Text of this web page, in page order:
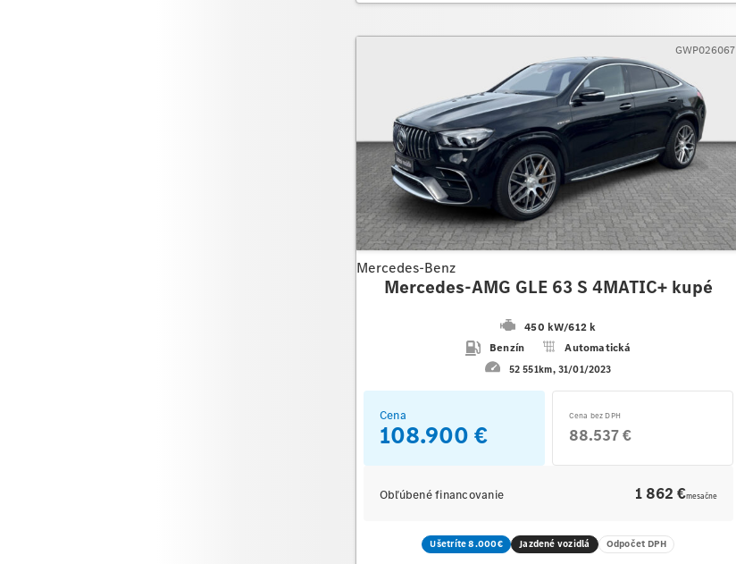
Mercedes-Benz
Mercedes-AMG GLE 63 S 4MATIC+ kupé
450 kW/612 k
Benzín
Automatická
52 551km 31/01/2023
GWP026067
Cena
108.900 €
Cena bez DPH
88.537 €
Obľúbené financovanie 1 862 €mesačne
Ušetríte 8.000€ Jazdené vozidlá Odpočet DPH